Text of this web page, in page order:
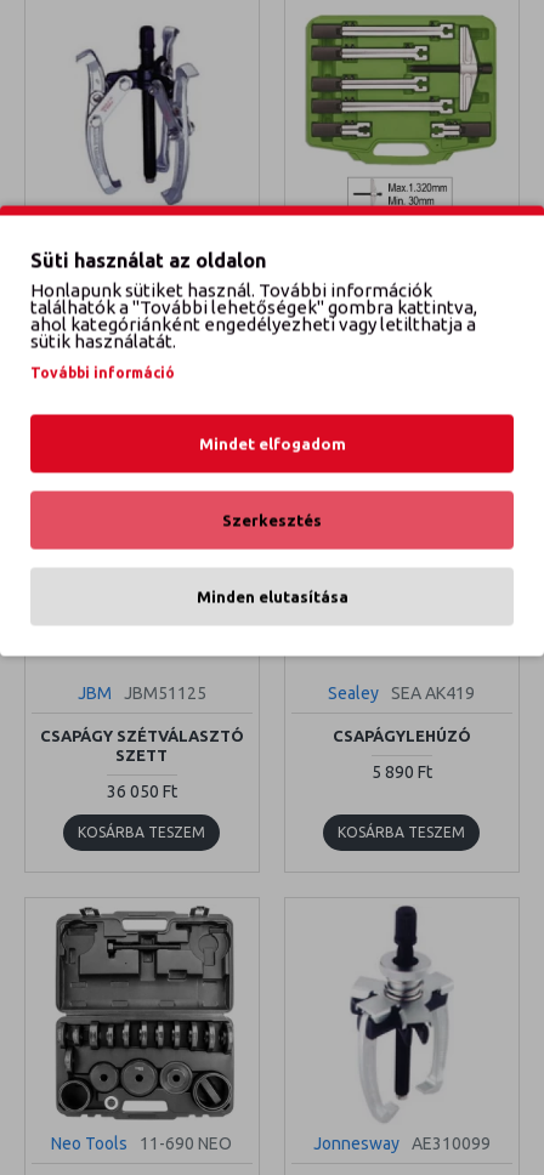
CSAPÁGYLEHÚZÓ CR-VA 3
KAROS 75MM
9 188 Ft
KOSÁRBA TESZEM
CSAPÁGYLEHÚZÓ KÉSZLET
52 696 Ft
JBM JBM51125
CSAPÁGY SZÉTVÁLASZTÓ
SZETT
36 050 Ft
KOSÁRBA TESZEM
Sealey SEA AK419
CSAPÁGYLEHÚZÓ
5 890 Ft
KOSÁRBA TESZEM
Neo Tools 11-690 NEO Jonnesway AE310099
Süti használat az oldalon
Honlapunk sütiket használ. További információk
találhatók a "További lehetőségek" gombra kattintva,
ahol kategóriánként engedélyezheti vagy letilthatja a
sütik használatát.
További információ
Mindet elfogadom
Szerkesztés
Minden elutasítása